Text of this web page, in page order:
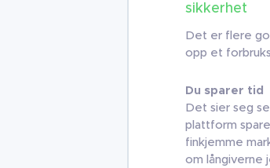
sikkerhet
Det er flere
opp et
Du sparer tid
Det sier seg
plattform
finkjemme
om långiverne